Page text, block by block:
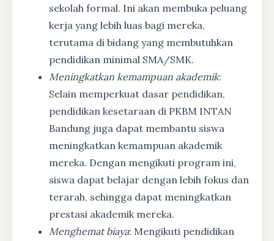
sekolah formal. Ini akan membuka peluang
kerja yang lebih luas bagi mereka,
terutama di bidang yang membutuhkan
pendidikan minimal SMA/SMK.
Meningkatkan kemampuan akademik:
Selain memperkuat dasar pendidikan,
pendidikan kesetaraan di PKBM INTAN
Bandung juga dapat membantu siswa
meningkatkan kemampuan akademik
mereka. Dengan mengikuti program ini,
siswa dapat belajar dengan lebih fokus dan
terarah, sehingga dapat meningkatkan
prestasi akademik mereka.
Menghemat biaya: Mengikuti pendidikan